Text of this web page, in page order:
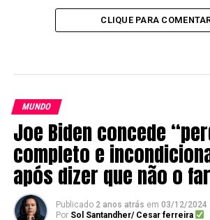
CLIQUE PARA
MUNDO
Joe Biden concede
completo e
após dizer que não o
Publicado 2 anos atrás em 03/12/2024
Por Sol Santandher/ Cesar ferreira